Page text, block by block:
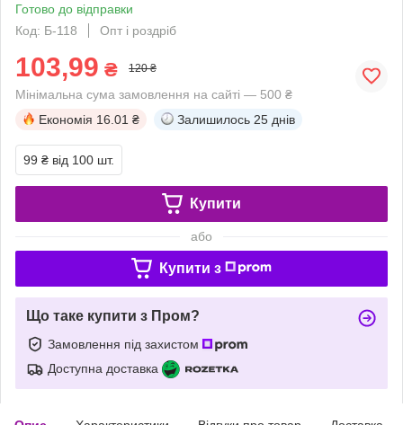
Готово до відправки
Код: Б-118
Опт і роздріб
103,99 ₴ 120 ₴
Мінімальна сума замовлення на сайті — 500 ₴
Економія 16.01 ₴ Залишилось 25 днів
99 ₴ від 100 шт.
Купити
або
Купити з
Що таке купити з Пром?
Замовлення під захистом
Доступна доставка